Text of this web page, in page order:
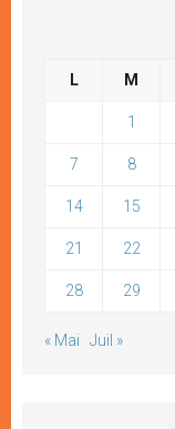
L M
1
7 8
14 15
21 22
28 29
« Mai Juil »